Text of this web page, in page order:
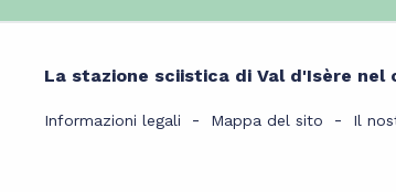
La stazione sciistica di Val d'Isère nel
Informazioni legali Mappa del sito Il